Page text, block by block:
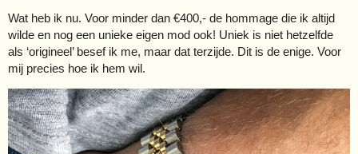
Wat heb ik nu. Voor minder dan €400,- de hommage die ik altijd
wilde en nog een unieke eigen mod ook! Uniek is niet hetzelfde
als ‘origineel’ besef ik me, maar dat terzijde. Dit is de enige. Voor
mij precies hoe ik hem wil.